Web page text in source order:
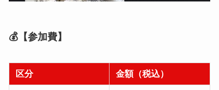
💰【参加費】
区分 金額（税込）